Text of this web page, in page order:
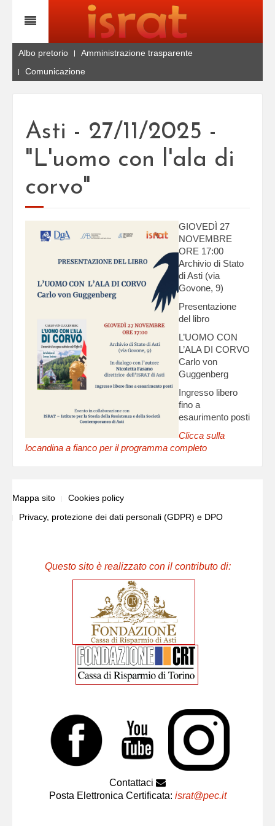
Albo pretorio
Amministrazione trasparente
Comunicazione
Asti - 27/11/2025 -
"L'uomo con l'ala di
corvo"
GIOVEDÌ 27
NOVEMBRE
ORE 17:00
Archivio di Stato
di Asti (via
Govone, 9)
Presentazione
del libro
L’UOMO CON
L’ALA DI CORVO
Carlo von
Guggenberg
Ingresso libero
fino a
esaurimento posti
Clicca sulla
locandina a fianco per il programma completo
Mappa sito
Cookies policy
Privacy, protezione dei dati personali (GDPR) e DPO
Questo sito è realizzato con il contributo di:
Contattaci
Posta Elettronica Certificata: israt@pec.it